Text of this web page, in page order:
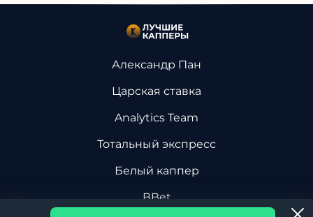
Александр Пан
Царская ставка
Analytics Team
Тотальный экспресс
Белый каппер
BBet